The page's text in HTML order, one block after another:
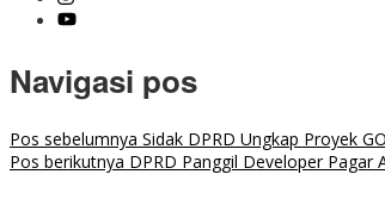
Navigasi pos
Pos sebelumnya Sidak DPRD Ungkap Proyek
Pos berikutnya DPRD Panggil Developer Pagar